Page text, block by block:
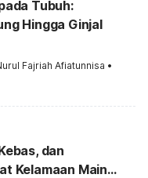
Tubuh:
Hingga Ginjal
Fajriah Afiatunnisa •
dan
Kelamaan Main